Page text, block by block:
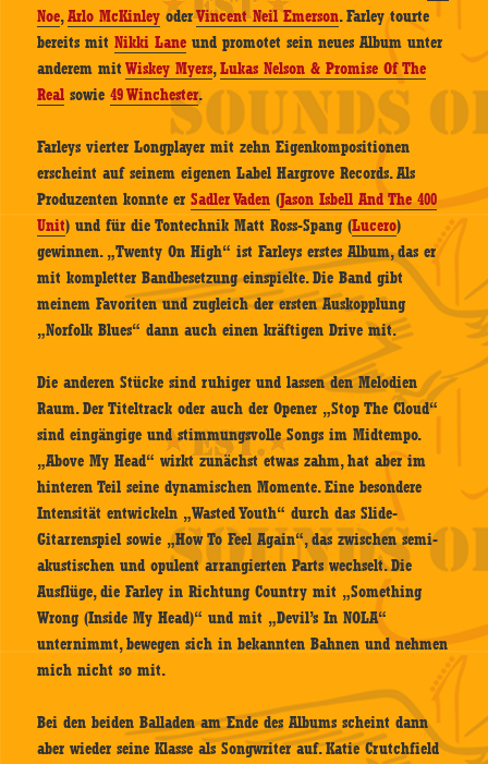
Noe,Arlo McKinley oderVincent Neil Emerson. Farley tourte
bereits mitNikki Lane und promotet sein neues Album unter
anderem mitWiskey Myers,Lukas Nelson & Promise Of The
Real sowie49 Winchester.
Farleys vierter Longplayer mit zehn Eigenkompositionen
erscheint auf seinem eigenen Label Hargrove Records. Als
Produzenten konnte erSadler Vaden (Jason Isbell And The 400
Unit) und für die Tontechnik Matt Ross-Spang (Lucero)
gewinnen. „Twenty On High“ ist Farleys erstes Album, das er
mit kompletter Bandbesetzung einspielte. Die Band gibt
meinem Favoriten und zugleich der ersten Auskopplung
„Norfolk Blues“ dann auch einen kräftigen Drive mit.
Die anderen Stücke sind ruhiger und lassen den Melodien
Raum. Der Titeltrack oder auch der Opener „Stop The Cloud“
sind eingängige und stimmungsvolle Songs im Midtempo.
„Above My Head“ wirkt zunächst etwas zahm, hat aber im
hinteren Teil seine dynamischen Momente. Eine besondere
Intensität entwickeln „Wasted Youth“ durch das Slide-
Gitarrenspiel sowie „How To Feel Again“, das zwischen semi-
akustischen und opulent arrangierten Parts wechselt. Die
Ausflüge, die Farley in Richtung Country mit „Something
Wrong (Inside My Head)“ und mit „Devil’s In NOLA“
unternimmt, bewegen sich in bekannten Bahnen und nehmen
mich nicht so mit.
Bei den beiden Balladen am Ende des Albums scheint dann
aber wieder seine Klasse als Songwriter auf. Katie Crutchfield